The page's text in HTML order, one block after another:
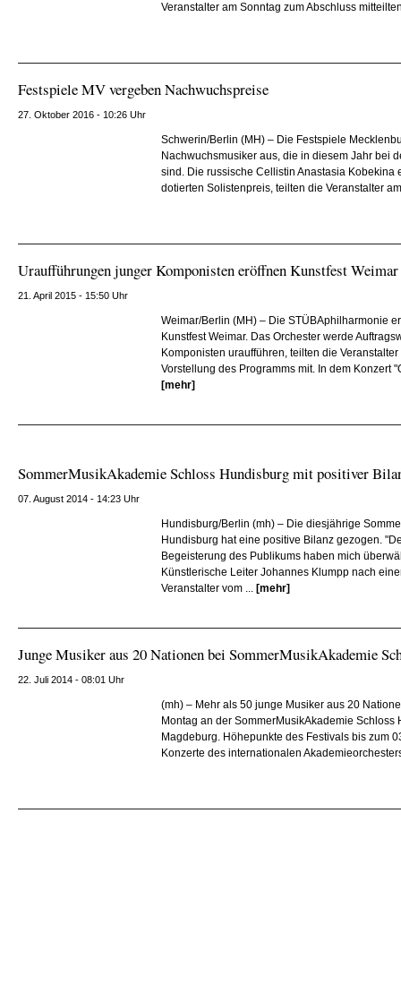
Veranstalter am Sonntag zum Abschluss
Festspiele MV vergeben Nachwuchspreise
27. Oktober 2016 - 10:26 Uhr
Schwerin/Berlin (MH) – Die Festspiele
Nachwuchsmusiker aus, die in diesem Jahr bei
sind. Die russische Cellistin Anastasia Kobekina
dotierten Solistenpreis, teilten die Veranstalter
Uraufführungen junger Komponisten eröffnen Kunstfest Weimar
21. April 2015 - 15:50 Uhr
Weimar/Berlin (MH) – Die STÜBAphilharmonie
Kunstfest Weimar. Das Orchester werde
Komponisten uraufführen, teilten die
Vorstellung des Programms mit. In dem Konzert
[mehr]
SommerMusikAkademie Schloss Hundisburg mit positiver
07. August 2014 - 14:23 Uhr
Hundisburg/Berlin (mh) – Die diesjährige
Hundisburg hat eine positive Bilanz gezogen.
Begeisterung des Publikums haben mich
Künstlerische Leiter Johannes Klumpp nach
Veranstalter vom ... [mehr]
Junge Musiker aus 20 Nationen bei SommerMusikAkademie
22. Juli 2014 - 08:01 Uhr
(mh) – Mehr als 50 junge Musiker aus 20
Montag an der SommerMusikAkademie Schloss
Magdeburg. Höhepunkte des Festivals bis zum
Konzerte des internationalen